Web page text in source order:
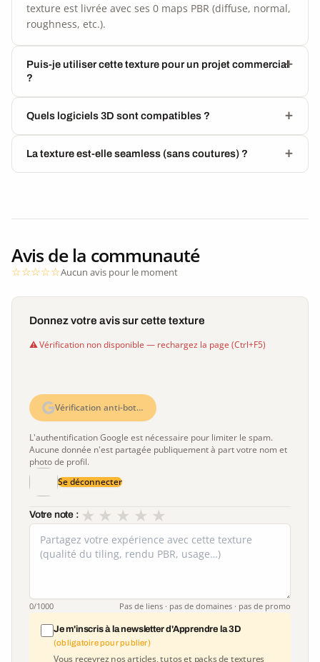
texture est livrée avec ses 0 maps PBR (diffuse, normal,
roughness, etc.).
Puis-je utiliser cette texture pour un projet commercial
?
Quels logiciels 3D sont compatibles ?
La texture est-elle seamless (sans coutures) ?
Avis de la communauté
Aucun avis pour le moment
Donnez votre avis sur cette texture
Vérification non disponible — rechargez la page (Ctrl+F5)
Vérification anti-bot…
L'authentification Google est nécessaire pour limiter le spam.
Aucune donnée n'est partagée publiquement à part votre nom et
photo de profil.
Se déconnecter
Votre note : ★
★
★
★
★
0/1000 Pas de liens · pas de domaines · pas de promo
Je m'inscris à la newsletter d'Apprendre la 3D
(obligatoire pour publier)
Vous recevrez nos articles, tutos et packs de textures